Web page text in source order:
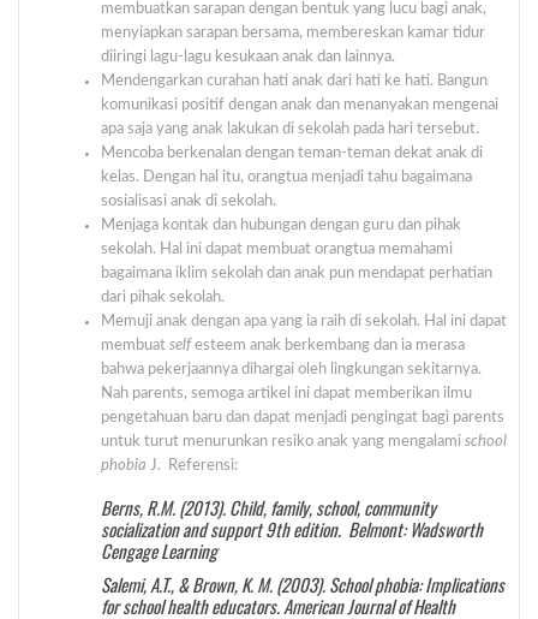
membuatkan sarapan dengan bentuk yang lucu bagi anak,
menyiapkan sarapan bersama, membereskan kamar tidur
diiringi lagu-lagu kesukaan anak dan lainnya.
Mendengarkan curahan hati anak dari hati ke hati. Bangun
komunikasi positif dengan anak dan menanyakan mengenai
apa saja yang anak lakukan di sekolah pada hari tersebut.
Mencoba berkenalan dengan teman-teman dekat anak di
kelas. Dengan hal itu, orangtua menjadi tahu bagaimana
sosialisasi anak di sekolah.
Menjaga kontak dan hubungan dengan guru dan pihak
sekolah. Hal ini dapat membuat orangtua memahami
bagaimana iklim sekolah dan anak pun mendapat perhatian
dari pihak sekolah.
Memuji anak dengan apa yang ia raih di sekolah. Hal ini dapat
membuat self esteem anak berkembang dan ia merasa
bahwa pekerjaannya dihargai oleh lingkungan sekitarnya.
Nah parents, semoga artikel ini dapat memberikan ilmu
pengetahuan baru dan dapat menjadi pengingat bagi parents
untuk turut menurunkan resiko anak yang mengalami school
phobia J. Referensi:
Berns, R.M. (2013). Child, family, school, community
socialization and support 9th edition. Belmont: Wadsworth
Cengage Learning
Salemi, A.T., & Brown, K. M. (2003). School phobia: Implications
for school health educators. American Journal of Health